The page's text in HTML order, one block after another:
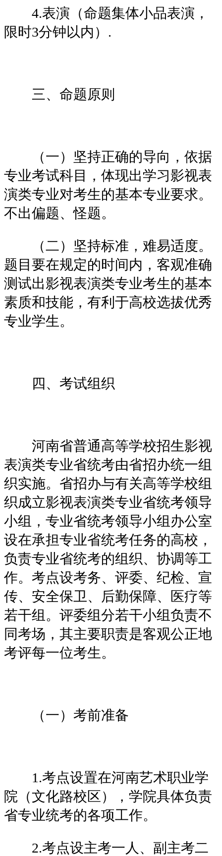
4.表演（命题集体小品表演，
限时3分钟以内）.
三、命题原则
（一）坚持正确的导向，依据
专业考试科目，体现出学习影视表
演类专业对考生的基本专业要求。
不出偏题、怪题。
（二）坚持标准，难易适度。
题目要在规定的时间内，客观准确
测试出影视表演类专业考生的基本
素质和技能，有利于高校选拔优秀
专业学生。
四、考试组织
河南省普通高等学校招生影视
表演类专业省统考由省招办统一组
织实施。省招办与有关高等学校组
织成立影视表演类专业省统考领导
小组，专业省统考领导小组办公室
设在承担专业省统考任务的高校，
负责专业省统考的组织、协调等工
作。考点设考务、评委、纪检、宣
传、安全保卫、后勤保障、医疗等
若干组。评委组分若干小组负责不
同考场，其主要职责是客观公正地
考评每一位考生。
（一）考前准备
1.考点设置在河南艺术职业学
院（文化路校区），学院具体负责
省专业统考的各项工作。
2.考点设主考一人、副主考二